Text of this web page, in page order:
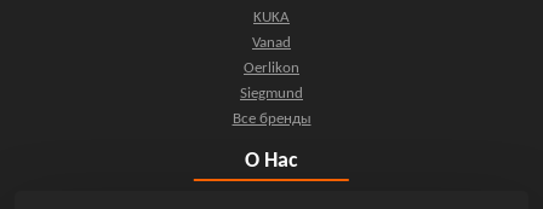
KUKA
Vanad
Oerlikon
Siegmund
Все бренды
О Нас